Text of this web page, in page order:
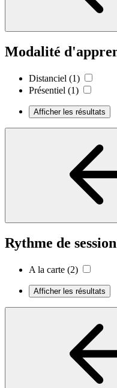
Modalité
Distanciel (1)
Présentiel (1)
Afficher les résultats
Rythme de session
A la carte (2)
Afficher les résultats